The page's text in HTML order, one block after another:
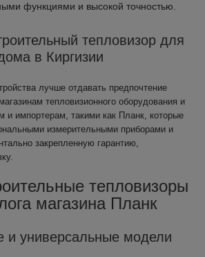
функциями и высокой точностью.
тепловизор для
в Киргизии
лучше отдавать предпочтение
тепловизионного оборудования и
импортерам, такими как Планк, которые
измерительными приборами и
закрепленную гарантию,
тепловизоры
магазина Планк
и универсальные модели